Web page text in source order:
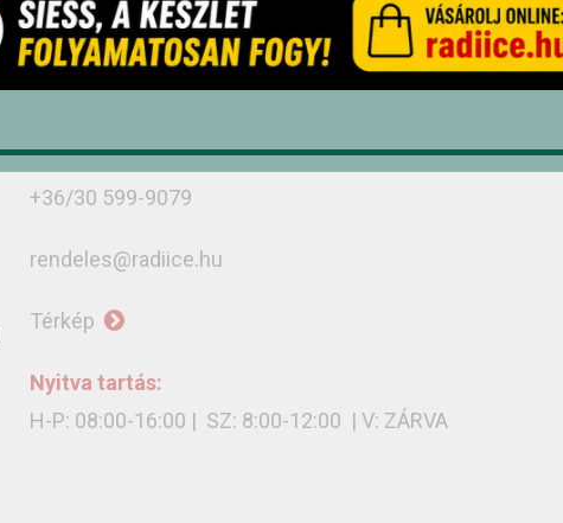
Debrecen, Monostorpályi út 9-11, 4030
+36/30 402-8679
+36/30 599-9079
rendeles@radiice.hu
Térkép
Nyitva tartás:
H-P: 08:00-16:00 | SZ: 8:00-12:00 | V: ZÁRVA